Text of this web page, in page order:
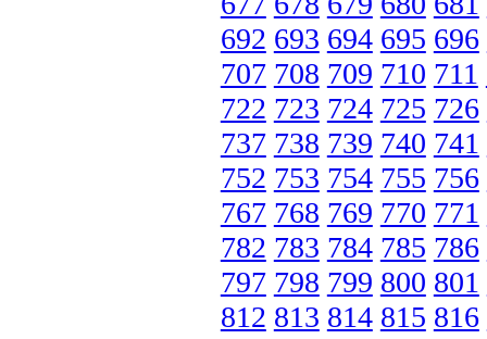
692 693 694 695 696
707 708 709 710 711
722 723 724 725 726
737 738 739 740 741
752 753 754 755 756
767 768 769 770 771
782 783 784 785 786
797 798 799 800 801
812 813 814 815 816